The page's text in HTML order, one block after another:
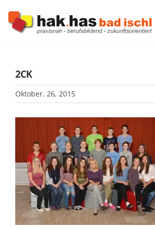
Inhalt
springen
2CK
Oktober. 26, 2015